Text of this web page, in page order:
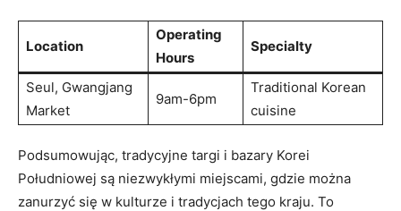
Location
Operating
Hours
Specialty
Seul, Gwangjang
Market
9am-6pm
Traditional Korean
cuisine
Podsumowując,​ tradycyjne targi i bazary Korei
Południowej są niezwykłymi miejscami, gdzie​ można
‍zanurzyć się w‍ kulturze i tradycjach tego kraju. To⁤